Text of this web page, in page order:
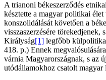
A trianoni békeszerződés
késztette a magyar politikai
konszolidálását követően a
visszaszerzésére
Királyság[1] legfőbb
418. p.) Ennek
várnia Magyarországnak, s az
utódállamokhoz csatolt magyar